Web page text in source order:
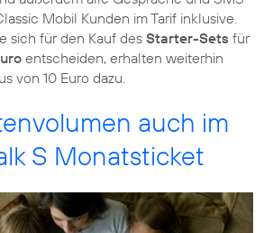
Mobil Kunden im Tarif inklusive.
sich für den Kauf des Starter-Sets für
entscheiden, erhalten weiterhin
von 10 Euro dazu.
auch im
S Monatsticket